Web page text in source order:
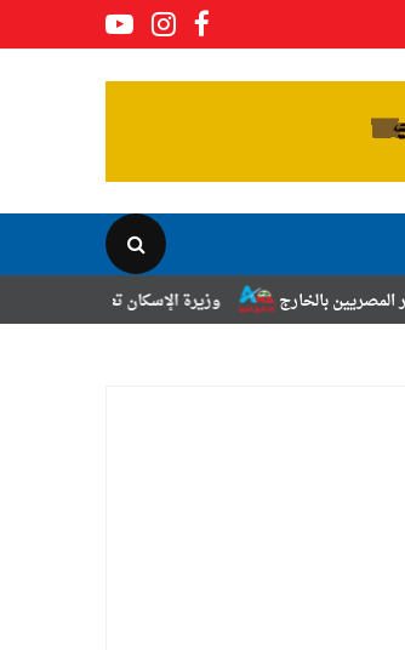
وزيرة الإسكان تعلن نتائج قرعة تخصيص أراضي